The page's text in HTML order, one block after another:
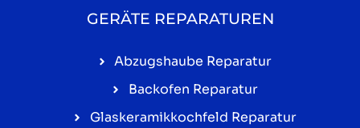
GERÄTE REPARATUREN
Abzugshaube Reparatur
Backofen Reparatur
Glaskeramikkochfeld Reparatur